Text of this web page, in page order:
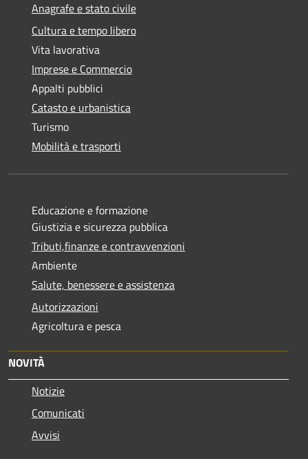
Anagrafe e stato civile
Cultura e tempo libero
Vita lavorativa
Imprese e Commercio
Appalti pubblici
Catasto e urbanistica
Turismo
Mobilità e trasporti
Educazione e formazione
Giustizia e sicurezza pubblica
Tributi,finanze e contravvenzioni
Ambiente
Salute, benessere e assistenza
Autorizzazioni
Agricoltura e pesca
NOVITÀ
Notizie
Comunicati
Avvisi